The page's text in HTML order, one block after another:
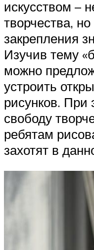
искусством –
творчества,
закрепления
Изучив тему
можно
устроить
рисунков. При
свободу
ребятам
захотят в